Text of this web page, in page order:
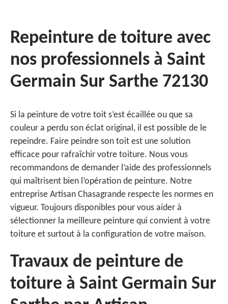
Repeinture de toiture avec
nos professionnels à Saint
Germain Sur Sarthe 72130
Si la peinture de votre toit s’est écaillée ou que sa
couleur a perdu son éclat original, il est possible de le
repeindre. Faire peindre son toit est une solution
efficace pour rafraîchir votre toiture. Nous vous
recommandons de demander l’aide des professionnels
qui maîtrisent bien l’opération de peinture. Notre
entreprise Artisan Chasagrande respecte les normes en
vigueur. Toujours disponibles pour vous aider à
sélectionner la meilleure peinture qui convient à votre
toiture et surtout à la configuration de votre maison.
Travaux de peinture de
toiture à Saint Germain Sur